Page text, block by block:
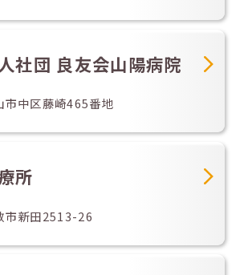
社団 良友会山陽病院
市中区藤崎465番地
所
市新田2513-26